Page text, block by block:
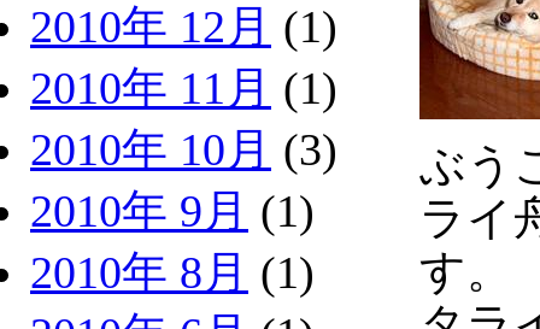
2010年 12月 (1)
2010年 11月 (1)
2010年 10月 (3)
2010年 9月 (1)
2010年 8月 (1)
ぶう
ライ
す。